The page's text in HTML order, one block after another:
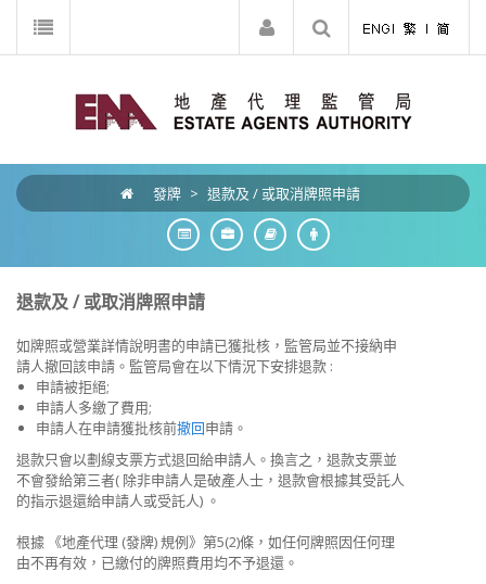
發牌 > 退款及 / 或取消牌照申請
退款及 / 或取消牌照申請
如牌照或營業詳情說明書的申請已獲批核，監管局並不接納申
請人撤回該申請。監管局會在以下情況下安排退款 :
申請被拒絕;
申請人多繳了費用;
申請人在申請獲批核前撤回申請。
退款只會以劃線支票方式退回給申請人。換言之，退款支票並
不會發給第三者( 除非申請人是破產人士，退款會根據其受託人
的指示退還給申請人或受託人) 。
根據 《地產代理 (發牌) 規例》第5(2)條，如任何牌照因任何理
由不再有效，已繳付的牌照費用均不予退還。